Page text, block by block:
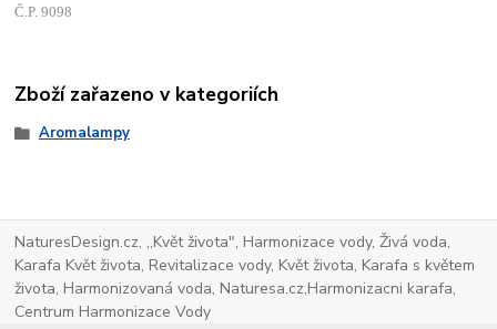
Č.P. 9098
Zboží zařazeno v kategoriích
Aromalampy
NaturesDesign.cz, ,,Květ života", Harmonizace vody, Živá voda,
Karafa Květ života, Revitalizace vody, Květ života, Karafa s květem
života, Harmonizovaná voda, Naturesa.cz,Harmonizacni karafa,
Centrum Harmonizace Vody